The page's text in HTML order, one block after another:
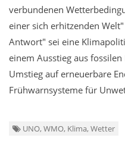
verbundenen
einer sich erhitzenden
Antwort" sei eine
einem Ausstieg aus
Umstieg auf erneuerbare
Frühwarnsysteme für
UNO, WMO, Klima, Wetter